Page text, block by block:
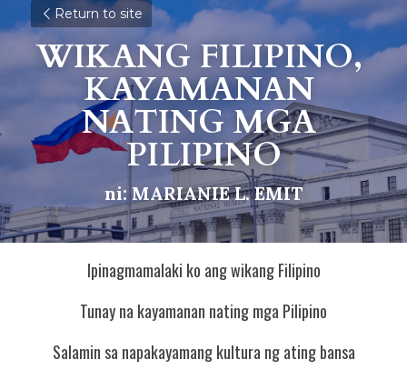
Return to site
WIKANG FILIPINO,
KAYAMANAN
NATING MGA
PILIPINO
ni: MARIANIE L. EMIT
Ipinagmamalaki ko ang wikang Filipino
Tunay na kayamanan nating mga Pilipino
Salamin sa napakayamang kultura ng ating bansa